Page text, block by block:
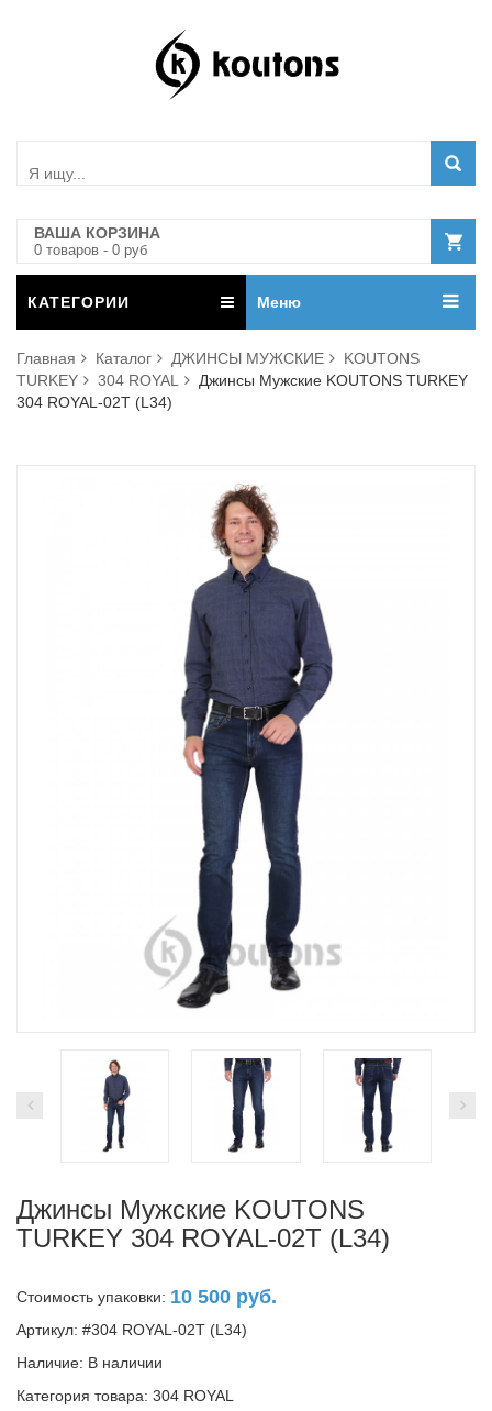
ВАША КОРЗИНА
0 товаров - 0 руб
КАТЕГОРИИ Меню
Главная Каталог ДЖИНСЫ МУЖСКИЕ
KOUTONS
TURKEY
304 ROYAL
Джинсы Мужские KOUTONS TURKEY
304 ROYAL-02T (L34)
Джинсы Мужские KOUTONS
TURKEY 304 ROYAL-02T (L34)
Стоимость упаковки: 10 500 руб.
Артикул: #304 ROYAL-02T (L34)
Наличие: В наличии
Категория товара: 304 ROYAL